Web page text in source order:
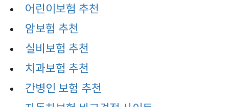
어린이보험 추천
암보험 추천
실비보험 추천
치과보험 추천
간병인 보험 추천